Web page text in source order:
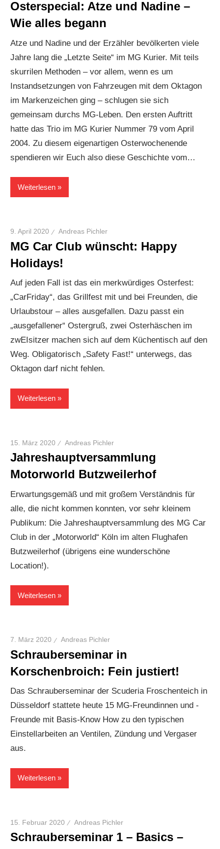
Osterspecial: Atze und Nadine –
Wie alles begann
Atze und Nadine und der Erzähler bevölkerten viele
Jahre lang die „Letzte Seite“ im MG Kurier. Mit teils
skurrilen Methoden – vor allem, wenn es um
Instandsetzungen von Fahrzeugen mit dem Oktagon
im Markenzeichen ging – schlugen sie sich
gemeinsam durchs MG-Leben. Den ersten Auftritt
hatte das Trio im MG Kurier Nummer 79 vom April
2004. Zu diesem eigenartigen Osterwochenende
spendieren wir Euch also diese Geschichte vom…
Weiterlesen
9. April 2020 Andreas Pichler
MG Car Club wünscht: Happy
Holidays!
Auf jeden Fall ist das ein merkwürdiges Osterfest:
„CarFriday“, das Grillfest mit und bei Freunden, die
Urlaubstour – alles ausgefallen. Dazu passt ein
„ausgefallener“ Ostergruß, zwei Osterhäschen im
zwEIsitzer machen sich auf dem Küchentisch auf den
Weg. Obligatorisch „Safety Fast!“ unterwegs, das
Oktagon darf nicht fehlen.
Weiterlesen
15. März 2020 Andreas Pichler
Jahreshauptversammlung
Motorworld Butzweilerhof
Erwartungsgemäß und mit großem Verständnis für
alle, die nicht kommen konnten, vor sehr kleinem
Publikum: Die Jahreshauptversammlung des MG Car
Club in der „Motorworld“ Köln im alten Flughafen
Butzweilerhof (übrigens eine wunderschöne
Location!).
Weiterlesen
7. März 2020 Andreas Pichler
Schrauberseminar in
Korschenbroich: Fein justiert!
Das Schrauberseminar der Scuderia Froschenteich in
Düsseldorf stattete heute 15 MG-Freundinnen und -
Freunde mit Basis-Know How zu den typischen
Einstellarbeiten an Ventilen, Zündung und Vergaser
aus.
Weiterlesen
15. Februar 2020 Andreas Pichler
Schrauberseminar 1 – Basics –